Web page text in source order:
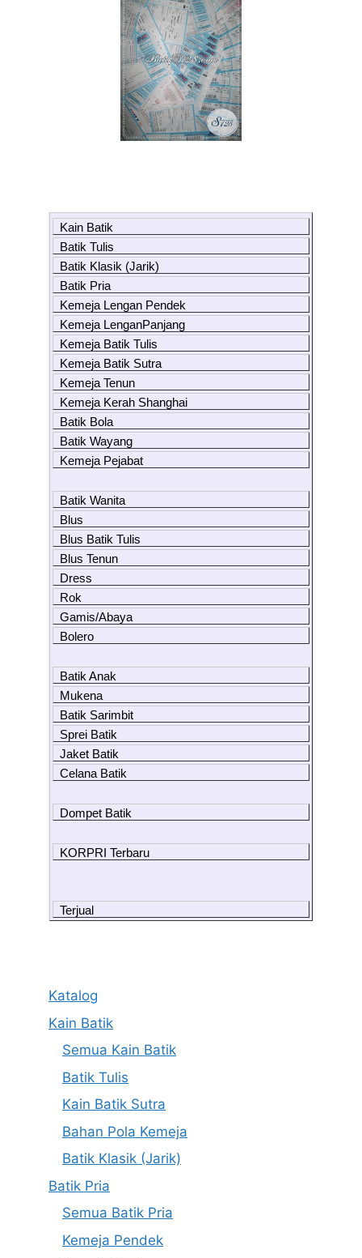
Kain Batik
Batik Tulis
Batik Klasik (Jarik)
Batik Pria
Kemeja Lengan Pendek
Kemeja LenganPanjang
Kemeja Batik Tulis
Kemeja Batik Sutra
Kemeja Tenun
Kemeja Kerah Shanghai
Batik Bola
Batik Wayang
Kemeja Pejabat
Batik Wanita
Blus
Blus Batik Tulis
Blus Tenun
Dress
Rok
Gamis/Abaya
Bolero
Batik Anak
Mukena
Batik Sarimbit
Sprei Batik
Jaket Batik
Celana Batik
Dompet Batik
KORPRI Terbaru
Terjual
Katalog
Kain Batik
Semua Kain Batik
Batik Tulis
Kain Batik Sutra
Bahan Pola Kemeja
Batik Klasik (Jarik)
Batik Pria
Semua Batik Pria
Kemeja Pendek